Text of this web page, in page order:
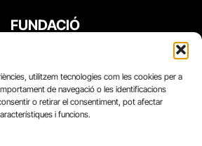
utilitzem tecnologies com les cookies per a
de navegació o les identificacions
o retirar el consentiment, pot afectar
i funcions.
FUNDACIÓ